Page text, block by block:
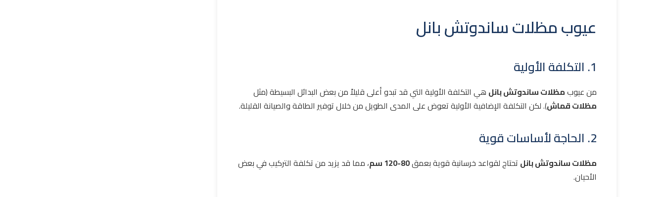
عيوب مظلات ساندوتش بانل
1. التكلفة الأولية
من عيوبمظلات ساندوتش بانل هي التكلفة الأولية التي قد تبدو أعلى قليلاً من بعض البدائل البسيطة (مثل
مظلات قماش). لكن التكلفة الإضافية الأولية تعوض على المدى الطويل من خلال توفير الطاقة والصيانة القليلة.
2. الحاجة لأساسات قوية
مظلات ساندوتش بانل تحتاج لقواعد خرسانية قوية بعمق80-120 سم
، مما قد يزيد من تكلفة التركيب في بعض
الأحيان.